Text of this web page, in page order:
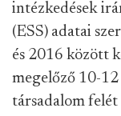
intézkedések
(ESS) adatai
és 2016 között
megelőző 10-
társadalom